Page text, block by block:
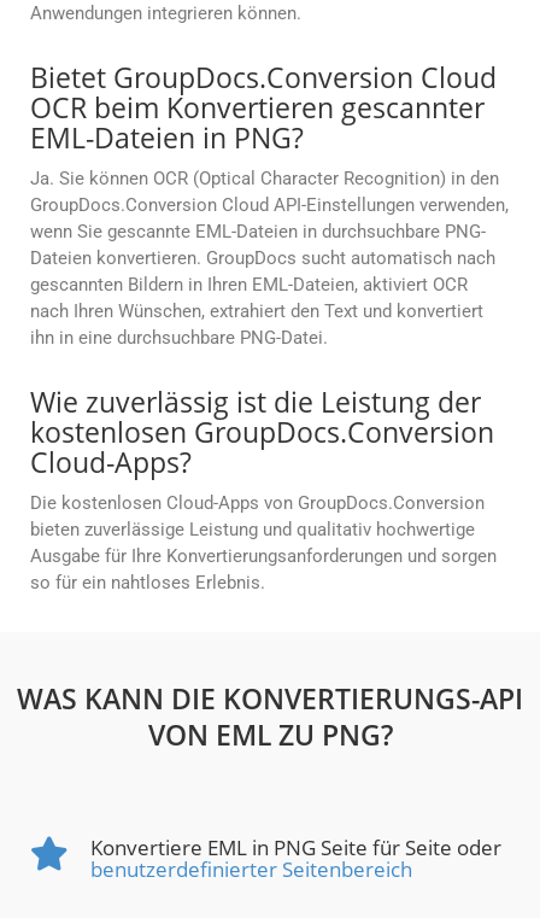
Anwendungen integrieren können.
Bietet GroupDocs.Conversion Cloud
OCR beim Konvertieren gescannter
EML-Dateien in PNG?
Ja. Sie können OCR (Optical Character Recognition) in den
GroupDocs.Conversion Cloud API-Einstellungen verwenden,
wenn Sie gescannte EML-Dateien in durchsuchbare PNG-
Dateien konvertieren. GroupDocs sucht automatisch nach
gescannten Bildern in Ihren EML-Dateien, aktiviert OCR
nach Ihren Wünschen, extrahiert den Text und konvertiert
ihn in eine durchsuchbare PNG-Datei.
Wie zuverlässig ist die Leistung der
kostenlosen GroupDocs.Conversion
Cloud-Apps?
Die kostenlosen Cloud-Apps von GroupDocs.Conversion
bieten zuverlässige Leistung und qualitativ hochwertige
Ausgabe für Ihre Konvertierungsanforderungen und sorgen
so für ein nahtloses Erlebnis.
WAS KANN DIE KONVERTIERUNGS-API
VON EML ZU PNG?
Konvertiere EML in PNG Seite für Seite oder
benutzerdefinierter Seitenbereich